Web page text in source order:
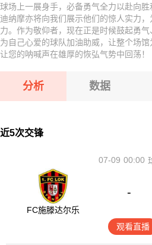
球场上一展身手，必备勇气全力以赴向
迪纳摩亦将向我们展示他们的惊人实力
力。作为敬仰者，现在正是时候鼓起勇
为自己心爱的球队加油助威，让整个场馆
让您的呐喊声在雄厚的恢弘气势中回荡！
分析 数据
近5次交锋
00:00
07-09
FC施滕达尔乐
-
观看直播